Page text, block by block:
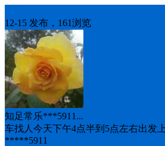
12-15 发布，161浏览
知足常乐***5911...
车找人今天下午4点半到5点左右出发
*****5911